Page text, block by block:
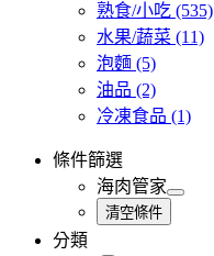
熟食/小吃 (535)
水果/蔬菜 (11)
泡麵 (5)
油品 (2)
冷凍食品 (1)
條件篩選
海肉管家
清空條件
分類